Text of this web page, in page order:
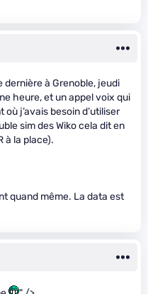
dernière à Grenoble, jeudi
heure, et un appel voix qui
j’avais besoin d’utiliser
sim des Wiko cela dit en
à la place).
quand même. La data est